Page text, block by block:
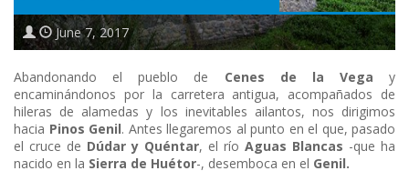
June 7, 2017
Abandonando el pueblo de Cenes de la Vega y
encaminándonos por la carretera antigua, acompañados de
hileras de alamedas y los inevitables ailantos, nos dirigimos
hacia Pinos Genil. Antes llegaremos al punto en el que, pasado
el cruce de Dúdar y Quéntar, el río Aguas Blancas -que ha
nacido en la Sierra de Huétor-, desemboca en el Genil.